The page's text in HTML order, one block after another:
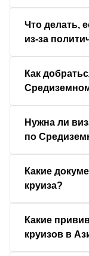
Что делать,
из-за
Как
Нужна ли
по
Какие
круиза?
Какие
круизов в